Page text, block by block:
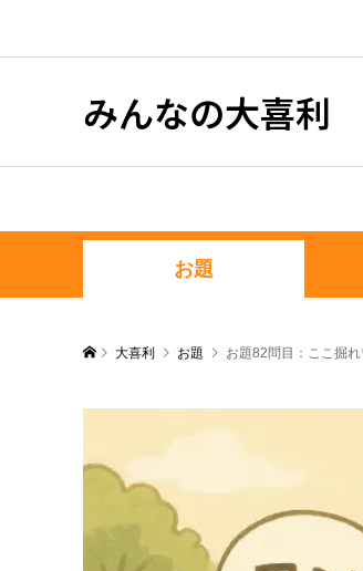
みんなの大喜利
お題
大喜利 お題 お題82問目：ここ掘